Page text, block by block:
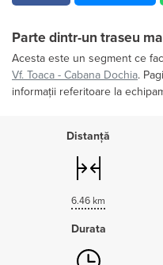
Parte dintr-un traseu
Acesta este un segment ce
Vf. Toaca - Cabana Dochia.
informații referitoare la
Distanță
6.46 km
Durata